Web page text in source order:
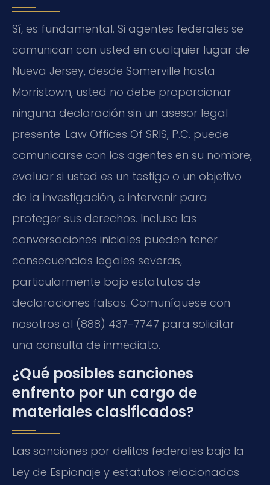
Sí, es fundamental. Si agentes federales se
comunican con usted en cualquier lugar de
Nueva Jersey, desde Somerville hasta
Morristown, usted no debe proporcionar
ninguna declaración sin un asesor legal
presente. Law Offices Of SRIS, P.C. puede
comunicarse con los agentes en su nombre,
evaluar si usted es un testigo o un objetivo
de la investigación, e intervenir para
proteger sus derechos. Incluso las
conversaciones iniciales pueden tener
consecuencias legales severas,
particularmente bajo estatutos de
declaraciones falsas. Comuníquese con
nosotros al (888) 437-7747 para solicitar
una consulta de inmediato.
¿Qué posibles sanciones
enfrento por un cargo de
materiales clasificados?
Las sanciones por delitos federales bajo la
Ley de Espionaje y estatutos relacionados